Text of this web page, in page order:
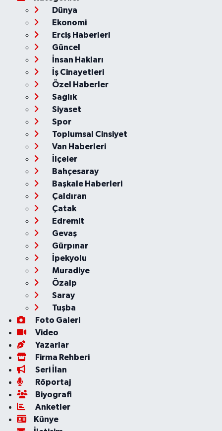
Dünya
Ekonomi
Erciş Haberleri
Güncel
İnsan Hakları
İş Cinayetleri
Özel Haberler
Sağlık
Siyaset
Spor
Toplumsal Cinsiyet
Van Haberleri
İlçeler
Bahçesaray
Başkale Haberleri
Çaldıran
Çatak
Edremit
Gevaş
Gürpınar
İpekyolu
Muradiye
Özalp
Saray
Tuşba
Foto Galeri
Video
Yazarlar
Firma Rehberi
Seri İlan
Röportaj
Biyografi
Anketler
Künye